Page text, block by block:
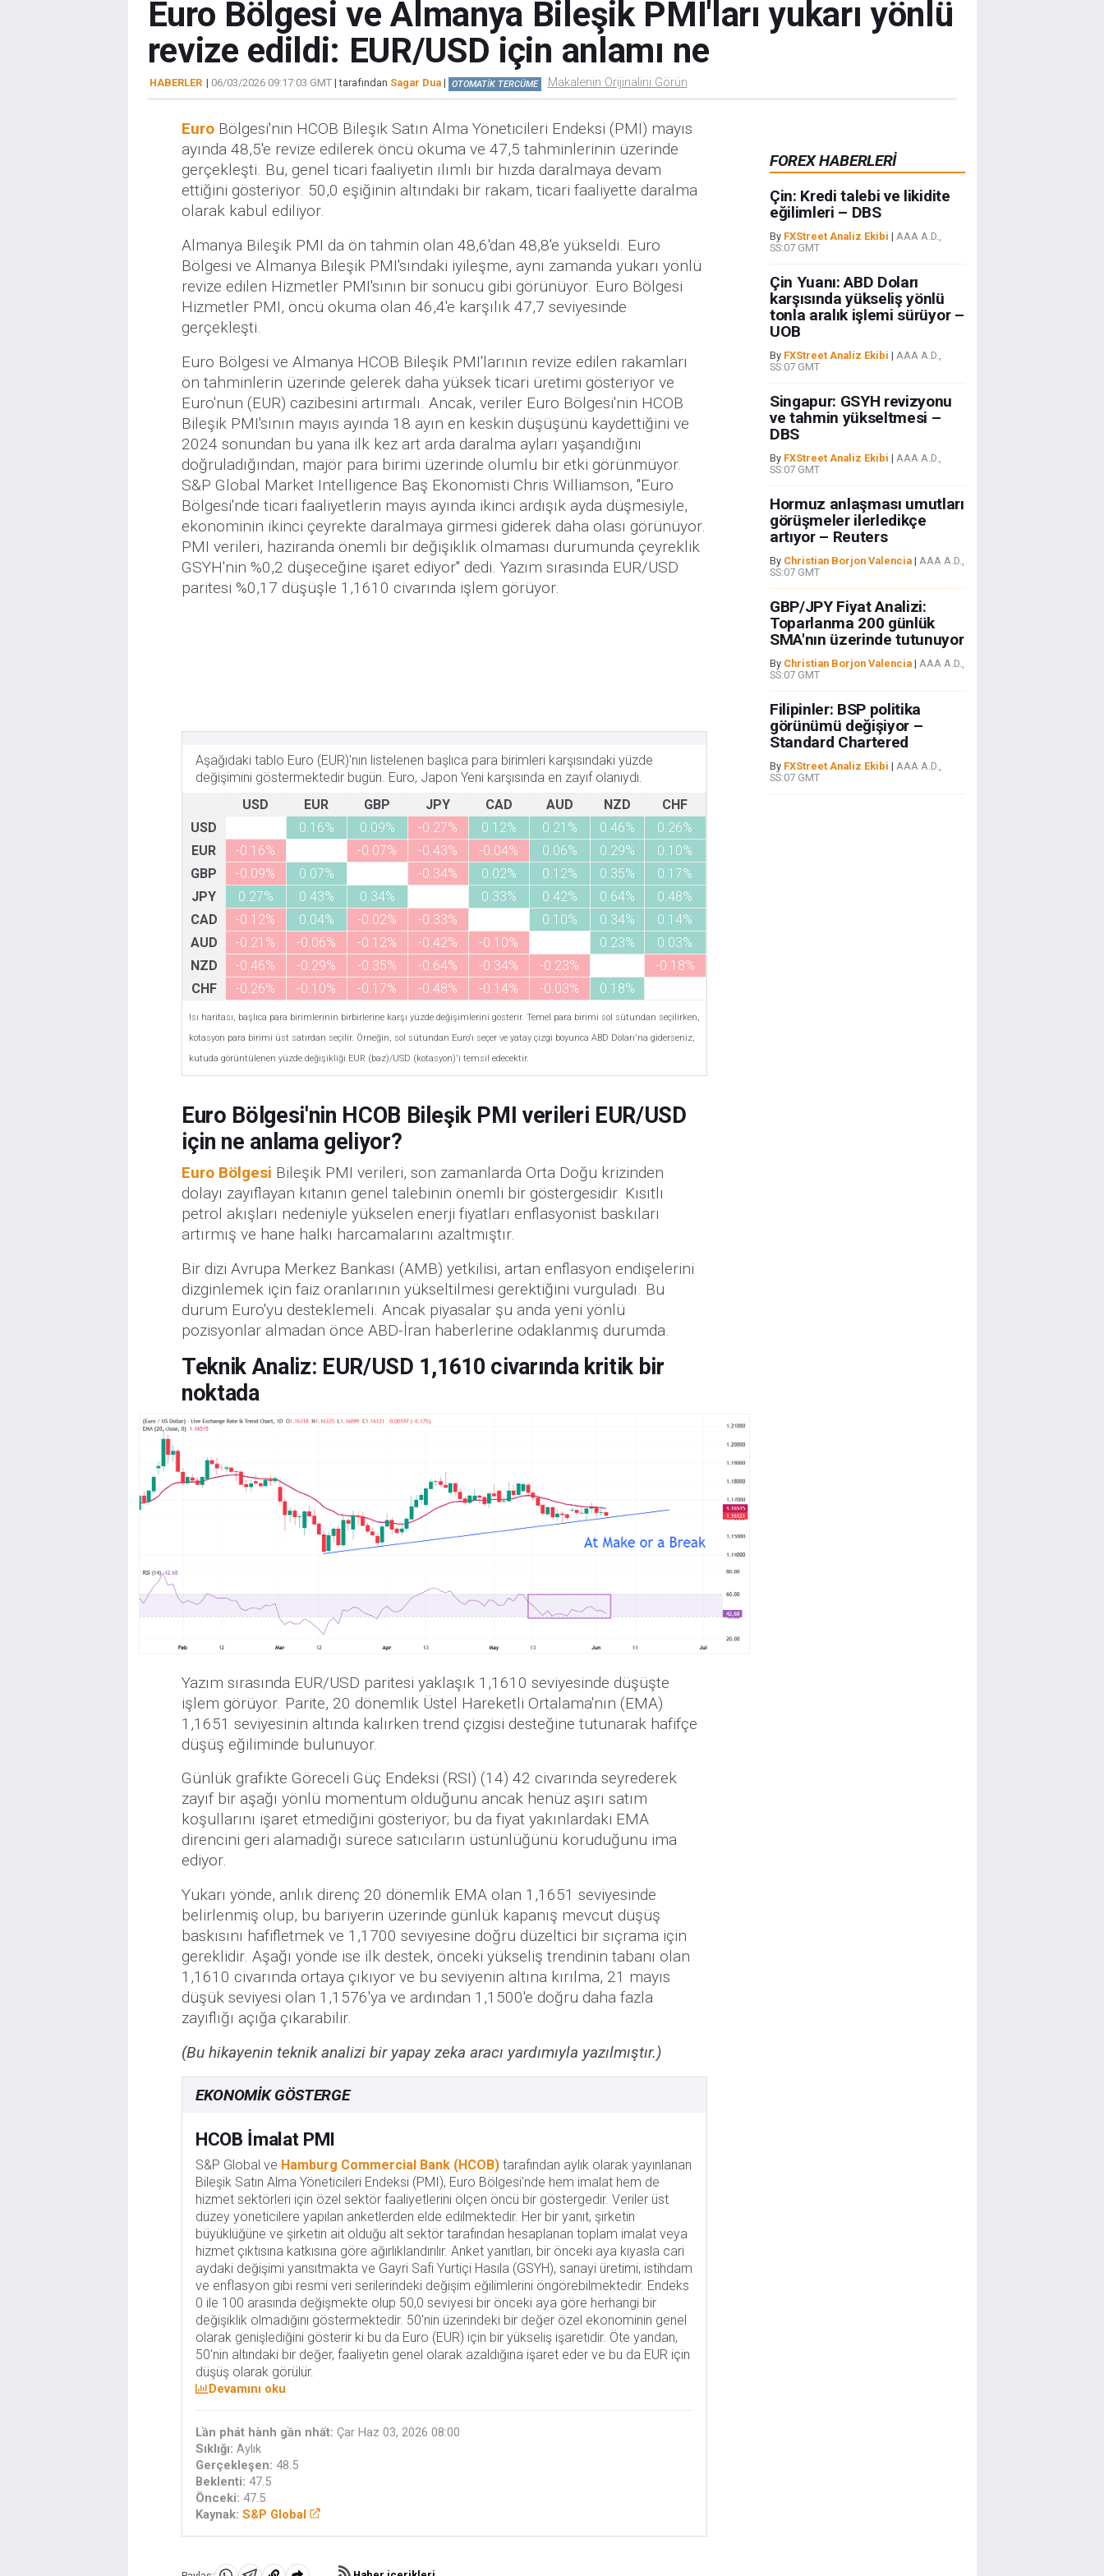
Euro Bölgesi ve Almanya Bileşik PMI'ları yukarı yönlü
revize edildi: EUR/USD için anlamı ne
HABERLER | 06/03/2026 09:17:03 GMT| tarafından Sagar Dua| OTOMATİK TERCÜME Makalenin Orijinalini Görün
EuroBölgesi'nin HCOB Bileşik Satın Alma Yöneticileri Endeksi (PMI) mayıs
ayında 48,5'e revize edilerek öncü okuma ve 47,5 tahminlerinin üzerinde
gerçekleşti. Bu, genel ticari faaliyetin ılımlı bir hızda daralmaya devam
ettiğini gösteriyor. 50,0 eşiğinin altındaki bir rakam, ticari faaliyette daralma
olarak kabul ediliyor.
Almanya Bileşik PMI da ön tahmin olan 48,6'dan 48,8'e yükseldi. Euro
Bölgesi ve Almanya Bileşik PMI'sındaki iyileşme, aynı zamanda yukarı yönlü
revize edilen Hizmetler PMI'sının bir sonucu gibi görünüyor. Euro Bölgesi
Hizmetler PMI, öncü okuma olan 46,4'e karşılık 47,7 seviyesinde
gerçekleşti.
Euro Bölgesi ve Almanya HCOB Bileşik PMI'larının revize edilen rakamları
ön tahminlerin üzerinde gelerek daha yüksek ticari üretimi gösteriyor ve
Euro'nun (EUR) cazibesini artırmalı. Ancak, veriler Euro Bölgesi'nin HCOB
Bileşik PMI'sının mayıs ayında 18 ayın en keskin düşüşünü kaydettiğini ve
2024 sonundan bu yana ilk kez art arda daralma ayları yaşandığını
doğruladığından, majör para birimi üzerinde olumlu bir etki görünmüyor.
S&P Global Market Intelligence Baş Ekonomisti Chris Williamson, "Euro
Bölgesi'nde ticari faaliyetlerin mayıs ayında ikinci ardışık ayda düşmesiyle,
ekonominin ikinci çeyrekte daralmaya girmesi giderek daha olası görünüyor.
PMI verileri, haziranda önemli bir değişiklik olmaması durumunda çeyreklik
GSYH'nin %0,2 düşeceğine işaret ediyor" dedi. Yazım sırasında EUR/USD
paritesi %0,17 düşüşle 1,1610 civarında işlem görüyor.
Aşağıdaki tablo Euro (EUR)'nın listelenen başlıca para birimleri karşısındaki yüzde
değişimini göstermektedir bugün. Euro, Japon Yeni karşısında en zayıf olanıydı.
USD
EUR GBP JPY CAD AUD NZD
CHF
USD
0.16% 0.09% -0.27% 0.12% 0.21% 0.46%
0.26%
EUR
-0.16% -0.07% -0.43% -0.04% 0.06% 0.29%
0.10%
GBP
-0.09% 0.07% -0.34% 0.02% 0.12% 0.35%
0.17%
JPY
0.27% 0.43% 0.34% 0.33% 0.42% 0.64%
0.48%
CAD
-0.12% 0.04% -0.02% -0.33% 0.10% 0.34%
0.14%
AUD
-0.21% -0.06% -0.12% -0.42% -0.10% 0.23%
0.03%
NZD
-0.46% -0.29% -0.35% -0.64% -0.34% -0.23%
-0.18%
CHF
-0.26% -0.10% -0.17% -0.48% -0.14% -0.03% 0.18%
Isı haritası, başlıca para birimlerinin birbirlerine karşı yüzde değişimlerini gösterir. Temel para birimi sol sütundan seçilirken,
kotasyon para birimi üst satırdan seçilir. Örneğin, sol sütundan Euro'ı seçer ve yatay çizgi boyunca ABD Doları'na giderseniz,
kutuda görüntülenen yüzde değişikliği EUR (baz)/USD (kotasyon)'i temsil edecektir.
Euro Bölgesi'nin HCOB Bileşik PMI verileri EUR/USD
için ne anlama geliyor?
Euro Bölgesi Bileşik PMI verileri, son zamanlarda Orta Doğu krizinden
dolayı zayıflayan kıtanın genel talebinin önemli bir göstergesidir. Kısıtlı
petrol akışları nedeniyle yükselen enerji fiyatları enflasyonist baskıları
artırmış ve hane halkı harcamalarını azaltmıştır.
Bir dizi Avrupa Merkez Bankası (AMB) yetkilisi, artan enflasyon endişelerini
dizginlemek için faiz oranlarının yükseltilmesi gerektiğini vurguladı. Bu
durum Euro'yu desteklemeli. Ancak piyasalar şu anda yeni yönlü
pozisyonlar almadan önce ABD-İran haberlerine odaklanmış durumda.
Teknik Analiz: EUR/USD 1,1610 civarında kritik bir
noktada
Yazım sırasında EUR/USD paritesi yaklaşık 1,1610 seviyesinde düşüşte
işlem görüyor. Parite, 20 dönemlik Üstel Hareketli Ortalama'nın (EMA)
1,1651 seviyesinin altında kalırken trend çizgisi desteğine tutunarak hafifçe
düşüş eğiliminde bulunuyor.
Günlük grafikte Göreceli Güç Endeksi (RSI) (14) 42 civarında seyrederek
zayıf bir aşağı yönlü momentum olduğunu ancak henüz aşırı satım
koşullarını işaret etmediğini gösteriyor; bu da fiyat yakınlardaki EMA
direncini geri alamadığı sürece satıcıların üstünlüğünü koruduğunu ima
ediyor.
Yukarı yönde, anlık direnç 20 dönemlik EMA olan 1,1651 seviyesinde
belirlenmiş olup, bu bariyerin üzerinde günlük kapanış mevcut düşüş
baskısını hafifletmek ve 1,1700 seviyesine doğru düzeltici bir sıçrama için
gereklidir. Aşağı yönde ise ilk destek, önceki yükseliş trendinin tabanı olan
1,1610 civarında ortaya çıkıyor ve bu seviyenin altına kırılma, 21 mayıs
düşük seviyesi olan 1,1576'ya ve ardından 1,1500'e doğru daha fazla
zayıflığı açığa çıkarabilir.
(Bu hikayenin teknik analizi bir yapay zeka aracı yardımıyla yazılmıştır.)
EKONOMIK GÖSTERGE
HCOB İmalat PMI
S&P Global ve Hamburg Commercial Bank (HCOB)tarafından aylık olarak yayınlanan
Bileşik Satın Alma Yöneticileri Endeksi (PMI), Euro Bölgesi'nde hem imalat hem de
hizmet sektörleri için özel sektör faaliyetlerini ölçen öncü bir göstergedir. Veriler üst
düzey yöneticilere yapılan anketlerden elde edilmektedir. Her bir yanıt, şirketin
büyüklüğüne ve şirketin ait olduğu alt sektör tarafından hesaplanan toplam imalat veya
hizmet çıktısına katkısına göre ağırlıklandırılır. Anket yanıtları, bir önceki aya kıyasla cari
aydaki değişimi yansıtmakta ve Gayri Safi Yurtiçi Hasıla (GSYH), sanayi üretimi, istihdam
ve enflasyon gibi resmi veri serilerindeki değişim eğilimlerini öngörebilmektedir. Endeks
0 ile 100 arasında değişmekte olup 50,0 seviyesi bir önceki aya göre herhangi bir
değişiklik olmadığını göstermektedir. 50'nin üzerindeki bir değer özel ekonominin genel
olarak genişlediğini gösterir ki bu da Euro (EUR) için bir yükseliş işaretidir. Öte yandan,
50'nin altındaki bir değer, faaliyetin genel olarak azaldığına işaret eder ve bu da EUR için
düşüş olarak görülür.
Devamını oku
Lần phát hành gần nhất: Çar Haz 03, 2026 08:00
Sıklığı: Aylık
Gerçekleşen: 48.5
Beklenti: 47.5
Önceki: 47.5
Kaynak: S&P Global
FOREX HABERLERİ
Çin: Kredi talebi ve likidite
eğilimleri – DBS
By FXStreet Analiz Ekibi | AAA A.D.,
SS:07 GMT
Çin Yuanı: ABD Doları
karşısında yükseliş yönlü
tonla aralık işlemi sürüyor –
UOB
By FXStreet Analiz Ekibi | AAA A.D.,
SS:07 GMT
Singapur: GSYH revizyonu
ve tahmin yükseltmesi –
DBS
By FXStreet Analiz Ekibi | AAA A.D.,
SS:07 GMT
Hormuz anlaşması umutları
görüşmeler ilerledikçe
artıyor – Reuters
By Christian Borjon Valencia| AAA A.D.,
SS:07 GMT
GBP/JPY Fiyat Analizi:
Toparlanma 200 günlük
SMA'nın üzerinde tutunuyor
By Christian Borjon Valencia| AAA A.D.,
SS:07 GMT
Filipinler: BSP politika
görünümü değişiyor –
Standard Chartered
By FXStreet Analiz Ekibi | AAA A.D.,
SS:07 GMT